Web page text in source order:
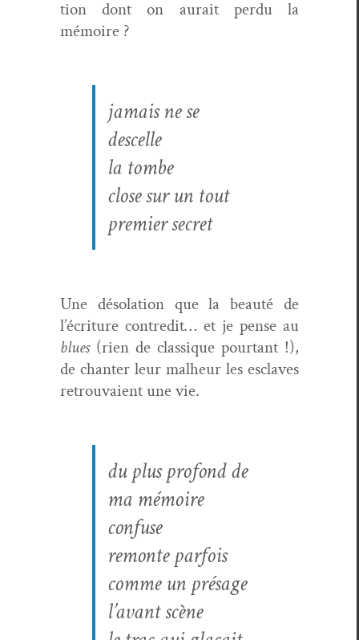
tion dont on aurait per­du la
mémoire ?
jamais ne se
descelle
la tombe
close sur un tout
pre­mier secret
Une déso­la­tion que la beauté de
l’écriture con­tred­it… et je pense au
blues(rien de clas­sique pour­tant !),
de chanter leur mal­heur les esclaves
retrou­vaient une vie.
du plus pro­fond de
ma mémoire
confuse
remonte par­fois
comme un présage
l’avant scène